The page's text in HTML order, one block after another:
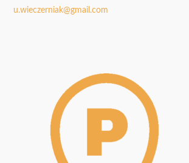
u.wieczerniak@gmail.com